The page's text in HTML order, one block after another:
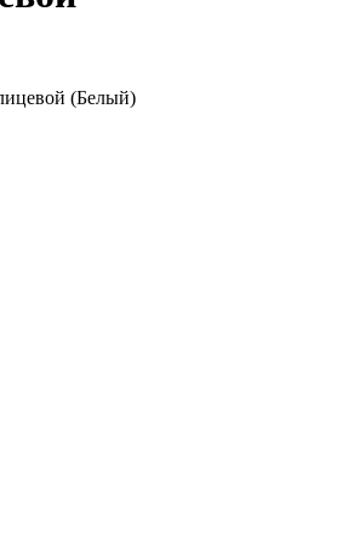
(Белый)